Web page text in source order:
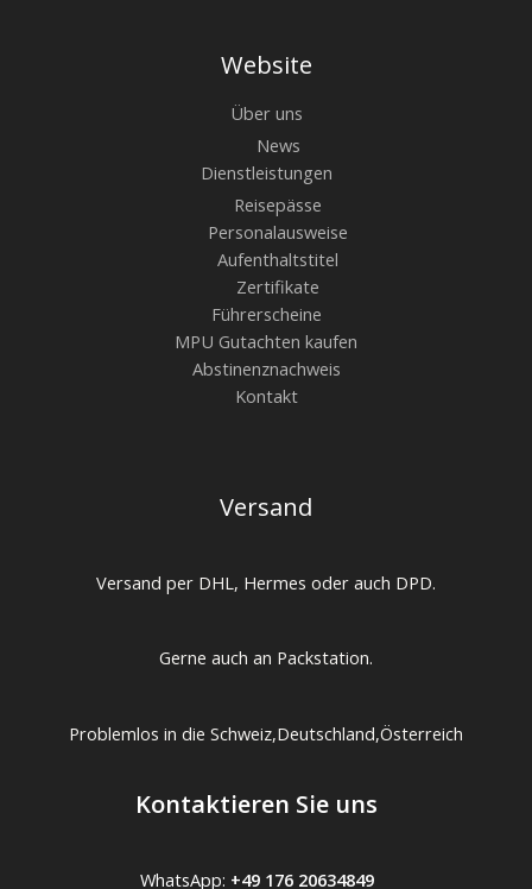
Website
Über uns
News
Dienstleistungen
Reisepässe
Personalausweise
Aufenthaltstitel
Zertifikate
Führerscheine
MPU Gutachten kaufen
Abstinenznachweis
Kontakt
Versand
Versand per DHL, Hermes oder auch DPD.
Gerne auch an Packstation.
Problemlos in die Schweiz,Deutschland,Österreich
Kontaktieren Sie uns
WhatsApp: +49 176 20634849